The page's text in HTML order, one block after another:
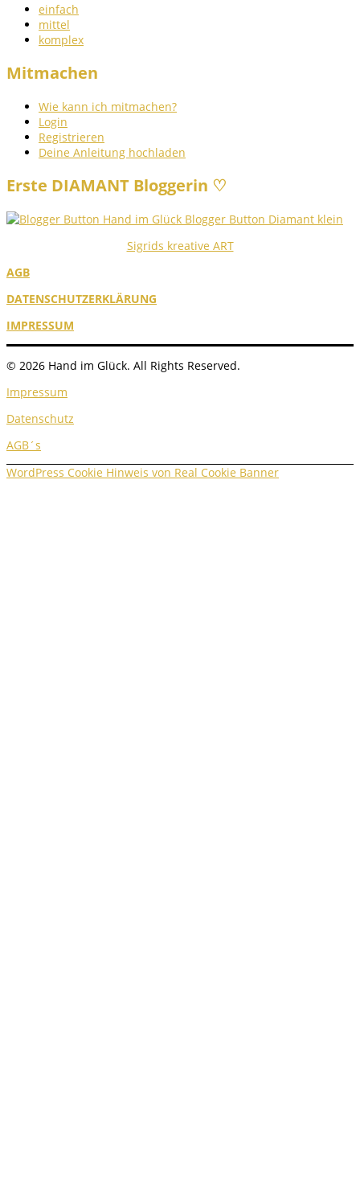
einfach
mittel
komplex
Mitmachen
Wie kann ich mitmachen?
Login
Registrieren
Deine Anleitung hochladen
Erste DIAMANT Bloggerin ♡
Sigrids kreative ART
AGB
DATENSCHUTZERKLÄRUNG
IMPRESSUM
© 2026 Hand im Glück. All Rights Reserved.
Impressum
Datenschutz
AGB´s
WordPress Cookie Hinweis von Real Cookie Banner